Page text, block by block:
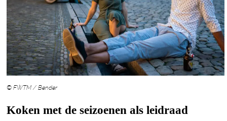
© FWTM / Bender
Koken met de seizoenen als leidraad